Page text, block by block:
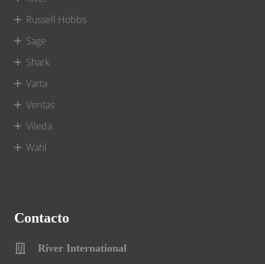
Russell Hobbs
Sage
Shark
Varta
Veritas
Vileda
Wahl
Contacto
River International